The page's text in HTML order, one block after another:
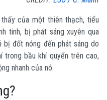
của một thiên thạch, tiểu
tinh, bị phát sáng xuyên qua
bị đốt nóng đến phát sáng do
trong bầu khí quyển trên cao,
nhanh của nó.